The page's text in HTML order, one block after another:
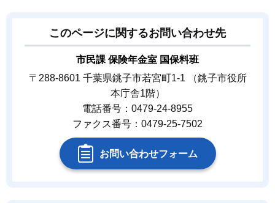
このページに関するお問い合わせ先
市民課 保険年金室 国保料班
〒288-8601 千葉県銚子市若宮町1-1 （銚子市役所
本庁舎1階）
電話番号：0479-24-8955
ファクス番号：0479-25-7502
お問い合わせフォーム